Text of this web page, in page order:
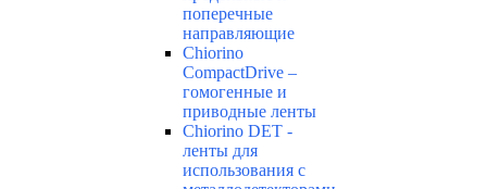
поперечные
направляющие
Chiorino
CompactDrive –
гомогенные и
приводные ленты
Chiorino DET -
ленты для
использования с